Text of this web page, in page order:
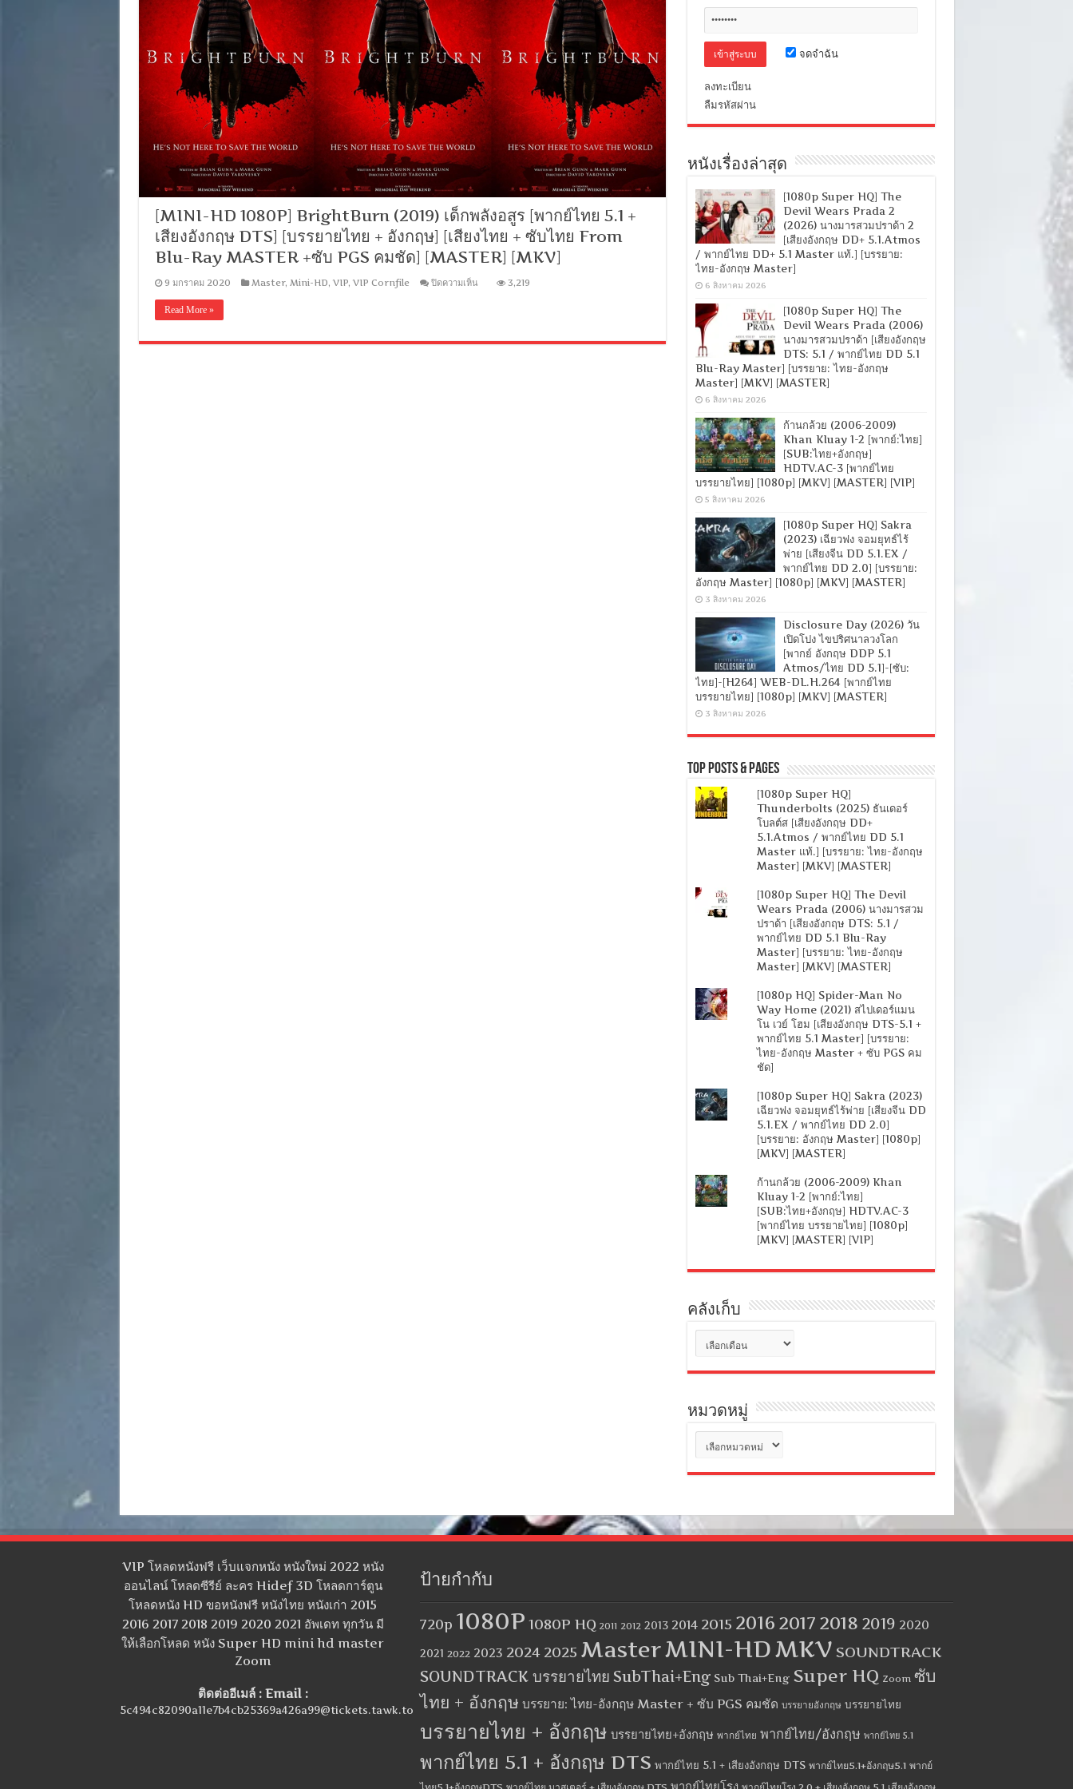
[MINI-HD 1080P] BrightBurn (2019) เด็กพลังอสูร [พากย์ไทย 5.1 +
เสียงอังกฤษ DTS] [บรรยายไทย + อังกฤษ] [เสียงไทย + ซับไทย From
Blu-Ray MASTER +ซับ PGS คมชัด] [MASTER] [MKV]
9 มกราคม 2020 Master, Mini-HD, VIP, VIP Cornfile ปิดความเห็นบน
(2019)
3,219
Read More »
จดจำฉัน
ลงทะเบียน
ลืมรหัสผ่าน
หนังเรื่องล่าสุด
[1080p Super HQ] The
Devil Wears Prada 2
(2026) นางมารสวมปราด้า 2
[เสียงอังกฤษ DD+ 5.1.Atmos
/ พากย์ไทย DD+ 5.1 Master แท้.] [บรรยาย:
ไทย-อังกฤษ Master]
6 สิงหาคม 2026
[1080p Super HQ] The
Devil Wears Prada (2006)
นางมารสวมปราด้า [เสียงอังกฤษ
DTS: 5.1 / พากย์ไทย DD 5.1
Blu-Ray Master] [บรรยาย: ไทย-อังกฤษ
Master] [MKV] [MASTER]
6 สิงหาคม 2026
ก้านกล้วย (2006-2009)
Khan Kluay 1-2 [พากย์:ไทย]
[SUB:ไทย+อังกฤษ]
HDTV.AC-3 [พากย์ไทย
บรรยายไทย] [1080p] [MKV] [MASTER] [VIP]
5 สิงหาคม 2026
[1080p Super HQ] Sakra
(2023) เฉียวฟง จอมยุทธ์ไร้
พ่าย [เสียงจีน DD 5.1.EX /
พากย์ไทย DD 2.0] [บรรยาย:
อังกฤษ Master] [1080p] [MKV] [MASTER]
3 สิงหาคม 2026
Disclosure Day (2026) วัน
เปิดโปง ไขปริศนาลวงโลก
[พากย์ อังกฤษ DDP 5.1
Atmos/ไทย DD 5.1]-[ซับ:
ไทย]-[H264] WEB-DL.H.264 [พากย์ไทย
บรรยายไทย] [1080p] [MKV] [MASTER]
3 สิงหาคม 2026
Top Posts & Pages
[1080p Super HQ]
Thunderbolts (2025) ธันเดอร์
โบลต์ส [เสียงอังกฤษ DD+
5.1.Atmos / พากย์ไทย DD 5.1
Master แท้.] [บรรยาย: ไทย-อังกฤษ
Master] [MKV] [MASTER]
[1080p Super HQ] The Devil
Wears Prada (2006) นางมารสวม
ปราด้า [เสียงอังกฤษ DTS: 5.1 /
พากย์ไทย DD 5.1 Blu-Ray
Master] [บรรยาย: ไทย-อังกฤษ
Master] [MKV] [MASTER]
[1080p HQ] Spider-Man No
Way Home (2021) สไปเดอร์แมน
โน เวย์ โฮม [เสียงอังกฤษ DTS-5.1 +
พากย์ไทย 5.1 Master] [บรรยาย:
ไทย-อังกฤษ Master + ซับ PGS คม
ชัด]
[1080p Super HQ] Sakra (2023)
เฉียวฟง จอมยุทธ์ไร้พ่าย [เสียงจีน DD
5.1.EX / พากย์ไทย DD 2.0]
[บรรยาย: อังกฤษ Master] [1080p]
[MKV] [MASTER]
ก้านกล้วย (2006-2009) Khan
Kluay 1-2 [พากย์:ไทย]
[SUB:ไทย+อังกฤษ] HDTV.AC-3
[พากย์ไทย บรรยายไทย] [1080p]
[MKV] [MASTER] [VIP]
คลังเก็บ
เก็บ
หมวดหมู่
หมู่
VIP โหลดหนังฟรี เว็บแจกหนัง หนังใหม่ 2022 หนัง
ออนไลน์ โหลดซีรีย์ ละคร Hidef 3D โหลดการ์ตูน
โหลดหนัง HD ขอหนังฟรี หนังไทย หนังเก่า 2015
2016 2017 2018 2019 2020 2021 อัพเดท ทุกวัน มี
ให้เลือกโหลด หนัง Super HD mini hd master
Zoom
ติดต่ออีเมล์ : Email :
5c494c82090a11e7b4cb25369a426a99@tickets.tawk.to
ป้ายกำกับ
720p 1080P 1080P HQ 2011 2012 2013 2014 2015 2016 2017 2018 2019 2020
2021 2022 2023 2024 2025 MasterMINI-HDMKV SOUNDTRACK
SOUNDTRACK บรรยายไทย SubThai+Eng Sub Thai+Eng Super HQ Zoom ซับ
ไทย + อังกฤษ บรรยาย: ไทย-อังกฤษ Master + ซับ PGS คมชัด บรรยายอังกฤษ บรรยายไทย
บรรยายไทย + อังกฤษ บรรยายไทย+อังกฤษ พากย์ไทย พากย์ไทย/อังกฤษ พากย์ไทย 5.1
พากย์ไทย 5.1 + อังกฤษ DTS พากย์ไทย 5.1 + เสียงอังกฤษ DTS พากย์ไทย5.1+อังกฤษ5.1 พากย์